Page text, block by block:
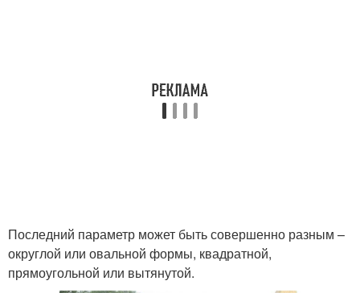
Последний параметр может быть совершенно разным –
округлой или овальной формы, квадратной,
прямоугольной или вытянутой.